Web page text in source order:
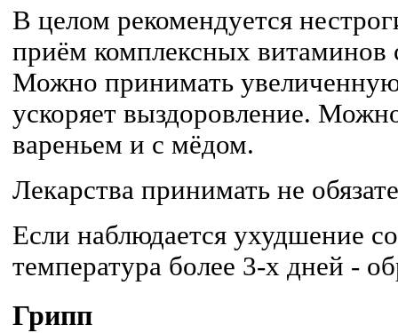
В целом рекомендуется
приём комплексных витаминов
Можно принимать увеличенную
ускоряет выздоровление.
вареньем и с мёдом.
Лекарства принимать не
Если наблюдается ухудшение
температура более 3-х дней -
Грипп